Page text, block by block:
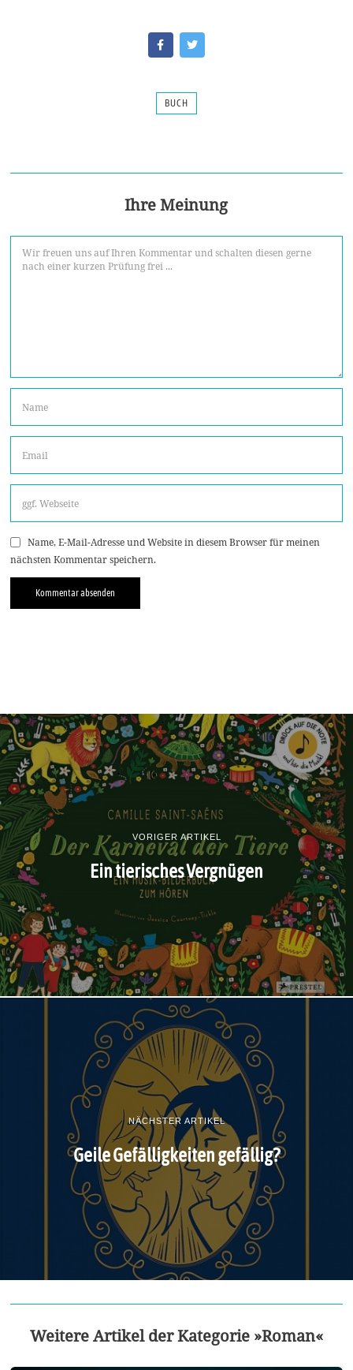
BUCH
Ihre Meinung
Name, E-Mail-Adresse und Website in diesem Browser für meinen
nächsten Kommentar speichern.
VORIGER ARTIKEL
Ein tierisches Vergnügen
NÄCHSTER ARTIKEL
Geile Gefälligkeiten gefällig?
Weitere Artikel der Kategorie »Roman«